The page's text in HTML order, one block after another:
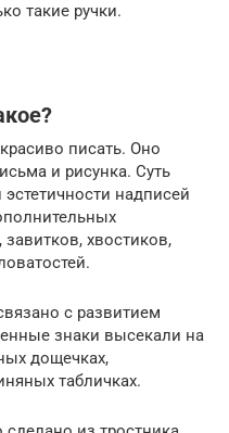
такие ручки.
писать. Оно
и рисунка. Суть
надписей
хвостиков,
с развитием
знаки высекали на
дощечках,
табличках.